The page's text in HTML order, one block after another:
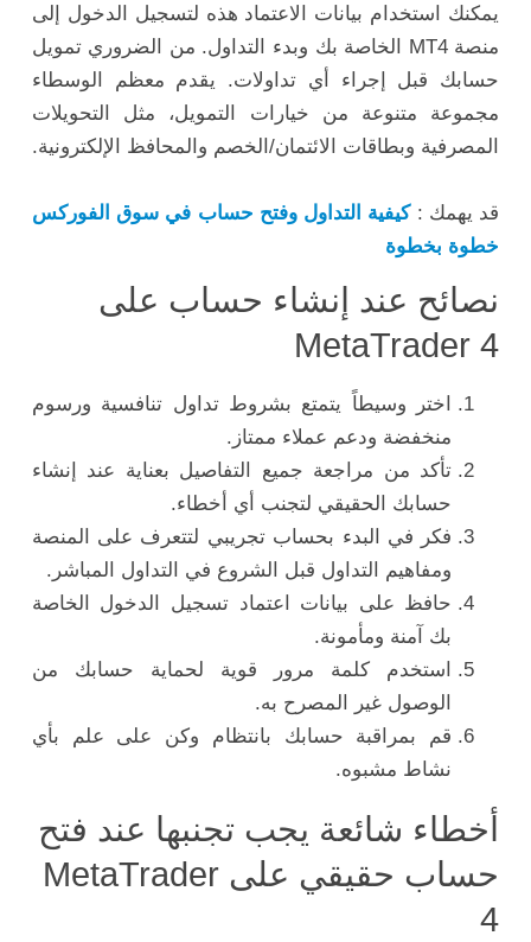
يمكنك استخدام بيانات الاعتماد هذه لتسجيل الدخول إلى
منصة MT4 الخاصة بك وبدء التداول. من الضروري تمويل
حسابك قبل إجراء أي تداولات. يقدم معظم الوسطاء
مجموعة متنوعة من خيارات التمويل، مثل التحويلات
المصرفية وبطاقات الائتمان/الخصم والمحافظ الإلكترونية.
قد يهمك :كيفية التداول وفتح حساب في سوق الفوركس
خطوة بخطوة
نصائح عند إنشاء حساب على
MetaTrader 4
اختر وسيطاً يتمتع بشروط تداول تنافسية ورسوم
منخفضة ودعم عملاء ممتاز.
تأكد من مراجعة جميع التفاصيل بعناية عند إنشاء
حسابك الحقيقي لتجنب أي أخطاء.
فكر في البدء بحساب تجريبي لتتعرف على المنصة
ومفاهيم التداول قبل الشروع في التداول المباشر.
حافظ على بيانات اعتماد تسجيل الدخول الخاصة
بك آمنة ومأمونة.
استخدم كلمة مرور قوية لحماية حسابك من
الوصول غير المصرح به.
قم بمراقبة حسابك بانتظام وكن على علم بأي
نشاط مشبوه.
أخطاء شائعة يجب تجنبها عند فتح
حساب حقيقي على MetaTrader
4